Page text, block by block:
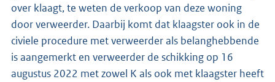
over klaagt, te weten de verkoop van deze woning
door verweerder. Daarbij komt dat klaagster ook in de
civiele procedure met verweerder als belanghebbende
is aangemerkt en verweerder de schikking op 16
augustus 2022 met zowel K als ook met klaagster heeft